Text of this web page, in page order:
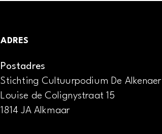
ADRES
Postadres
Stichting Cultuurpodium De Alkenaer
Louise de Colignystraat 15
1814 JA Alkmaar